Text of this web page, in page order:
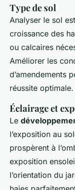
Type de sol
Analyser le sol
croissance des
ou calcaires
Améliorer les
d’amendements
réussite optimale.
Éclairage et
Le
l’exposition au
prospèrent à
exposition
l’orientation du